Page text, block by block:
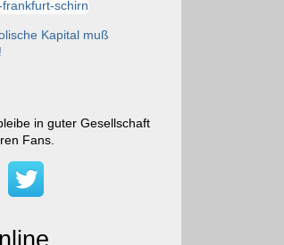
Kapital muß
in guter Gesellschaft
Fans.